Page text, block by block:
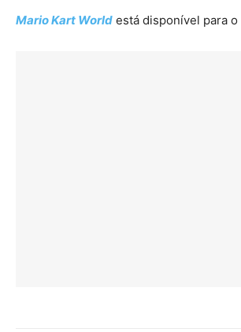
Mario Kart World está disponível para o